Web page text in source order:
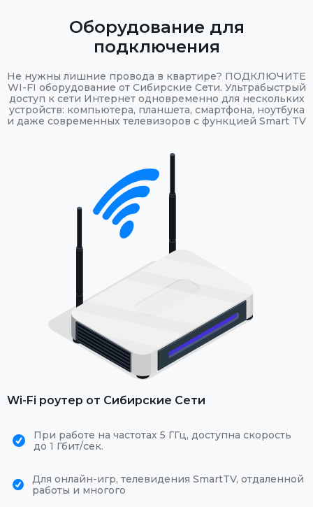
Оборудование для
подключения
Не нужны лишние провода в квартире? ПОДКЛЮЧИТЕ
WI-FI оборудование от Сибирские Сети. Ультрабыстрый
доступ к сети Интернет одновременно для нескольких
устройств: компьютера, планшета, смартфона, ноутбука
и даже современных телевизоров с функцией Smart TV
Wi-Fi роутер от Сибирские Сети
При работе на частотах 5 ГГц, доступна скорость
до 1 Гбит/сек.
Для онлайн-игр, телевидения SmartTV, отдаленной
работы и многого